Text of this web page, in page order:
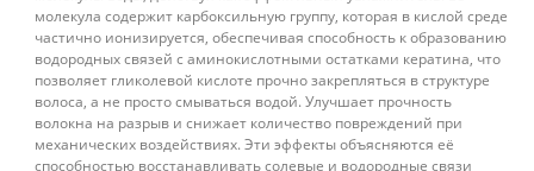
молекула содержит карбоксильную группу, которая в кислой среде
частично ионизируется, обеспечивая способность к образованию
водородных связей с аминокислотными остатками кератина, что
позволяет гликолевой кислоте прочно закрепляться в структуре
волоса, а не просто смываться водой. Улучшает прочность
волокна на разрыв и снижает количество повреждений при
механических воздействиях. Эти эффекты объясняются её
способностью восстанавливать солевые и водородные связи